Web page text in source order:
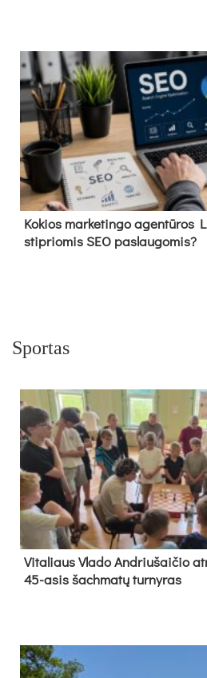
Kokios marketingo agentūros
stipriomis SEO paslaugomis?
Sportas
Vi­ta­liaus Vla­do And­riu­šai­čio
45-asis šach­ma­tų tur­ny­ras